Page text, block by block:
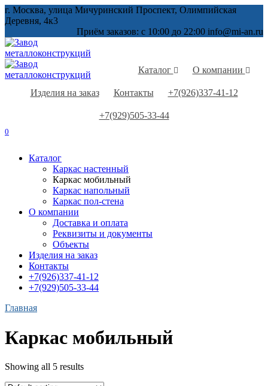
Перейти
к
г. Москва, улица Мичуринский Проспект, Олимпийская
Деревня, 4к3
Приём заказов: с 10:00 до 22:00 info@mi-an.ru
Каталог О компании
Изделия на заказ Контакты +7(926)337-41-12
+7(929)505-33-44
0
Каталог
Каркас настенный
Каркас мобильный
Каркас напольный
Каркас пол-стена
О компании
Доставка и оплата
Реквизиты и документы
Объекты
Изделия на заказ
Контакты
+7(926)337-41-12
+7(929)505-33-44
Главная
Каркас мобильный
Showing all 5 results